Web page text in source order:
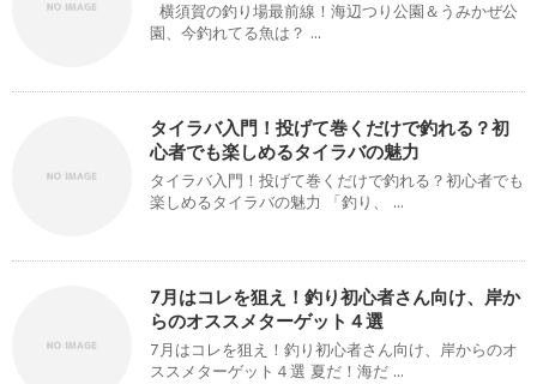
横須賀の釣り場最前線！海辺つり公園＆うみかぜ公
園、今釣れてる魚は？ ...
タイラバ入門！投げて巻くだけで釣れる？初
心者でも楽しめるタイラバの魅力
タイラバ入門！投げて巻くだけで釣れる？初心者でも
楽しめるタイラバの魅力 「釣り、 ...
7月はコレを狙え！釣り初心者さん向け、岸か
らのオススメターゲット４選
7月はコレを狙え！釣り初心者さん向け、岸からのオ
ススメターゲット４選 夏だ！海だ ...